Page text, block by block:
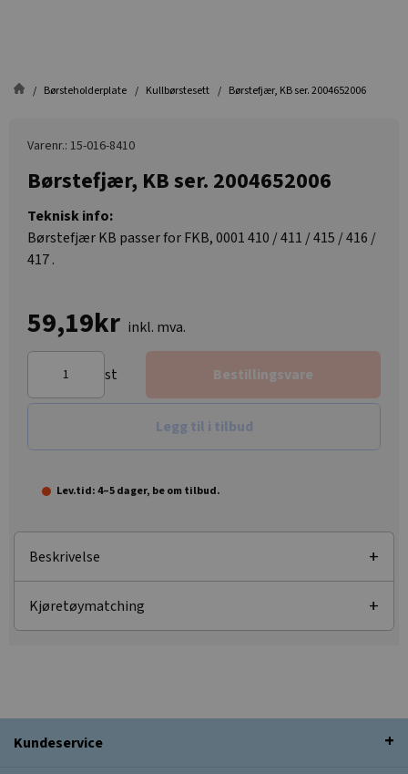
Børsteholderplate Kullbørstesett Børstefjær, KB ser. 2004652006
Varenr.: 15-016-8410
Børstefjær, KB ser. 2004652006
Teknisk info:
Børstefjær KB passer for FKB, 0001 410 / 411 / 415 / 416 /
417 .
59,19kr inkl. mva.
st Bestillingsvare
Legg til i tilbud
Lev.tid: 4–5 dager, be om tilbud.
Beskrivelse
Kjøretøymatching
Kundeservice